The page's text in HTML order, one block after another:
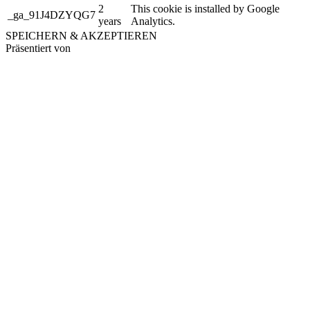
_ga_91J4DZYQG7
2
years
This cookie is installed by Google
Analytics.
SPEICHERN & AKZEPTIEREN
Präsentiert von